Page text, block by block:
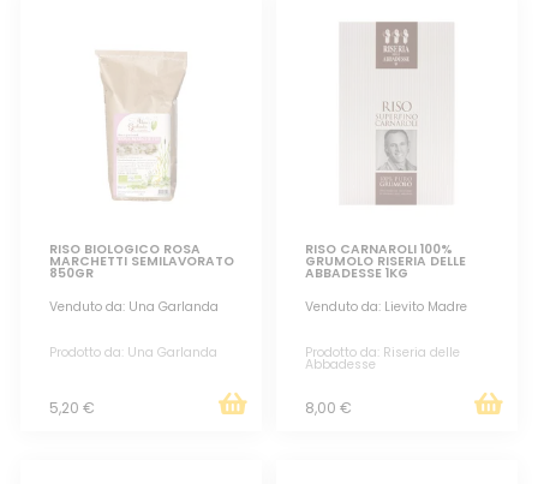
RISO BIOLOGICO ROSA
MARCHETTI SEMILAVORATO
850GR
Venduto da: Una Garlanda
Prodotto da: Una Garlanda
5,20 €
RISO CARNAROLI 100%
GRUMOLO RISERIA DELLE
ABBADESSE 1KG
Venduto da: Lievito Madre
Prodotto da: Riseria delle
Abbadesse
8,00 €